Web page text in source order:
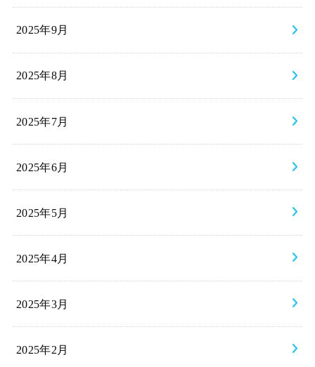
2025年9月
2025年8月
2025年7月
2025年6月
2025年5月
2025年4月
2025年3月
2025年2月